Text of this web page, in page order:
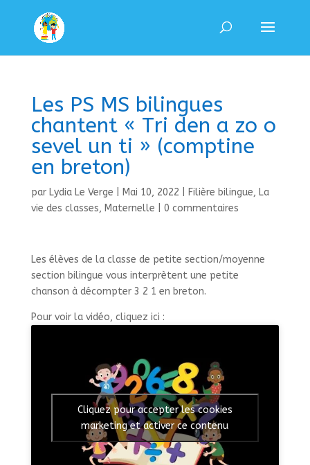
Les PS MS bilingues
chantent « Tri den a zo o
sevel un ti » (comptine
en breton)
par Lydia Le Verge Mai 10, 2022 Filière bilingue, La
vie des classes, Maternelle 0 commentaires
Les élèves de la classe de petite section/moyenne
section bilingue vous interprètent une petite
chanson à décompter 3 2 1 en breton.
Pour voir la vidéo, cliquez ici :
Cliquez pour accepter les cookies
marketing et activer ce contenu